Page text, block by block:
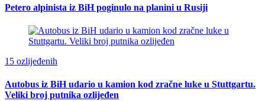
Petero alpinista iz BiH poginulo na planini u Rusiji
15 ozlijeđenih
Autobus iz BiH udario u kamion kod zračne luke u Stuttgartu.
Veliki broj putnika ozlijeđen